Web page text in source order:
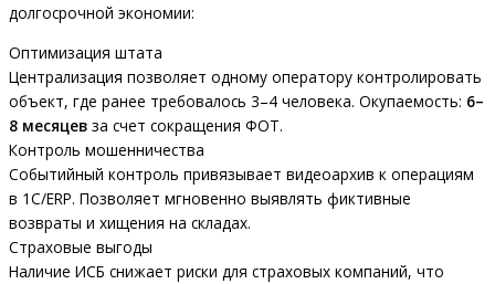
долгосрочной экономии:
Оптимизация штата
Централизация позволяет одному оператору контролировать
объект, где ранее требовалось 3–4 человека. Окупаемость: 6–
8 месяцев за счет сокращения ФОТ.
Контроль мошенничества
Событийный контроль привязывает видеоархив к операциям
в 1С/ERP. Позволяет мгновенно выявлять фиктивные
возвраты и хищения на складах.
Страховые выгоды
Наличие ИСБ снижает риски для страховых компаний, что